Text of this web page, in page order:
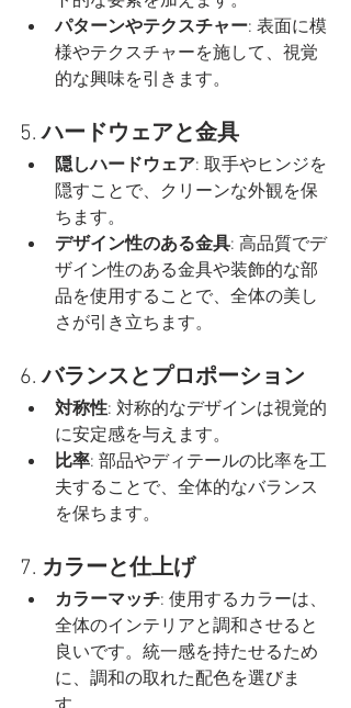
パターンやテクスチャー: 表面に模
様やテクスチャーを施して、視覚
的な興味を引きます。
5. ハードウェアと金具
隠しハードウェア: 取手やヒンジを
隠すことで、クリーンな外観を保
ちます。
デザイン性のある金具: 高品質でデ
ザイン性のある金具や装飾的な部
品を使用することで、全体の美し
さが引き立ちます。
6. バランスとプロポーション
対称性: 対称的なデザインは視覚的
に安定感を与えます。
比率: 部品やディテールの比率を工
夫することで、全体的なバランス
を保ちます。
7. カラーと仕上げ
カラーマッチ: 使用するカラーは、
全体のインテリアと調和させると
良いです。統一感を持たせるため
に、調和の取れた配色を選びま